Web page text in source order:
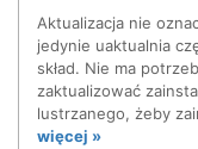
Aktualizacja nie
jedynie uaktualnia
skład. Nie ma
zaktualizować
lustrzanego, żeby
więcej »